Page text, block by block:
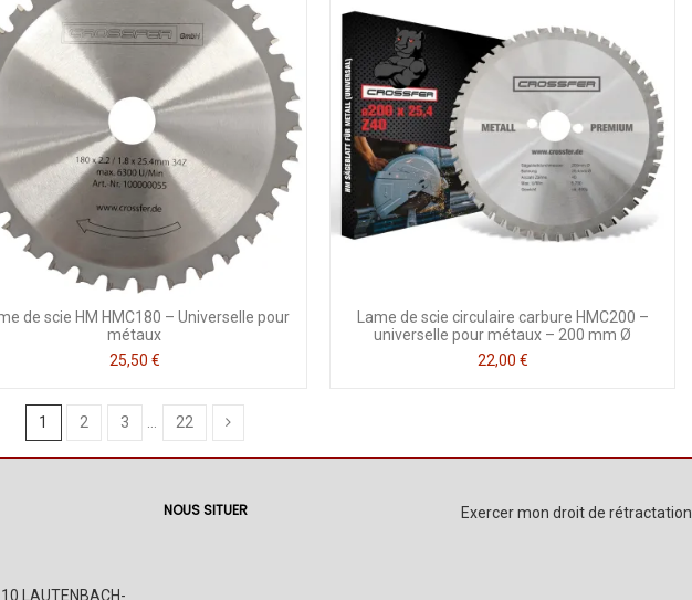
de scie HM HMC180 – Universelle pour
métaux
25,50 €
Lame de scie circulaire carbure HMC200 –
universelle pour métaux – 200 mm Ø
22,00 €
1 2 3 22
LAUTENBACH-
NOUS SITUER Exercer mon droit de rétractation